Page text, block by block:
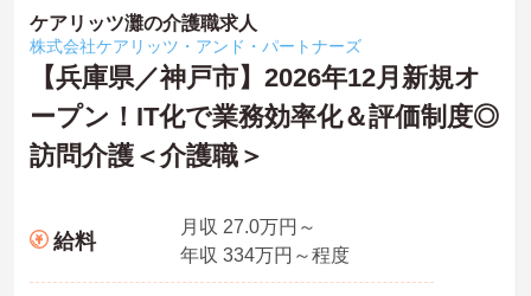
ケアリッツ灘の介護職求人
株式会社ケアリッツ・アンド・パートナーズ
【兵庫県／神戸市】2026年12月新規オ
ープン！IT化で業務効率化＆評価制度◎
訪問介護＜介護職＞
給料
月収 27.0万円～
年収 334万円～程度